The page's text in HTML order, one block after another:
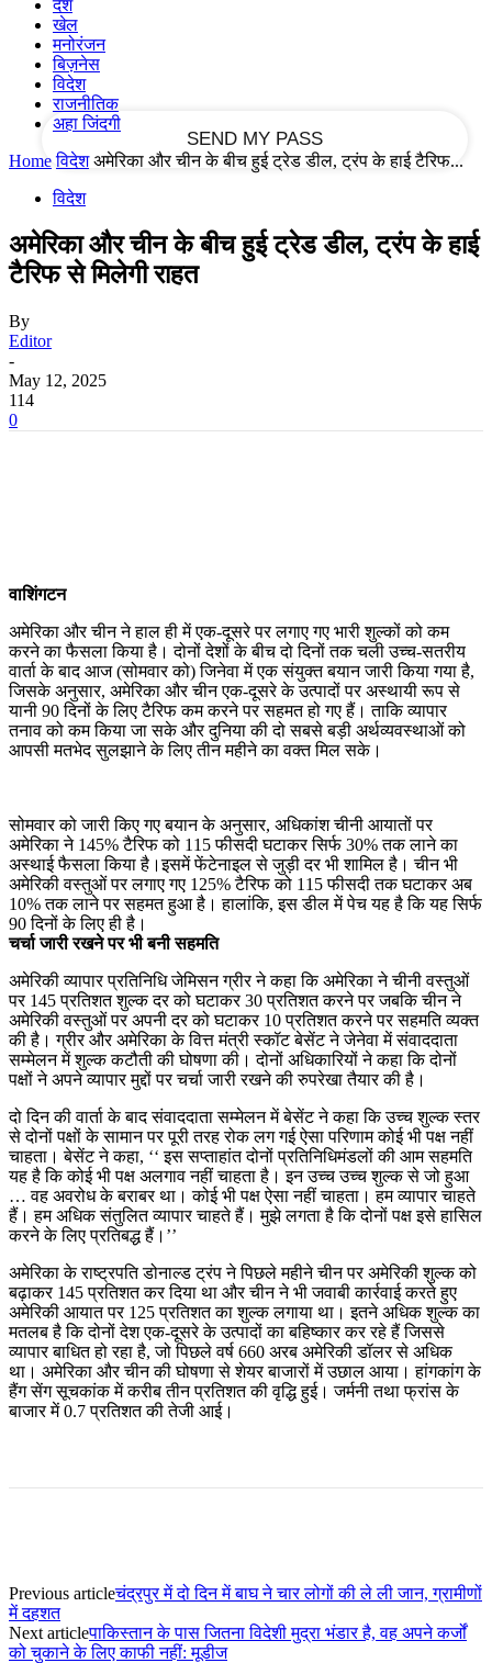
देश
खेल
मनोरंजन
बिज़नेस
विदेश
राजनीतिक
अहा जिंदगी
Home विदेश अमेरिका और चीन के बीच हुई ट्रेड डील, ट्रंप के हाई टैरिफ...
विदेश
अमेरिका और चीन के बीच हुई ट्रेड डील, ट्रंप के हाई
टैरिफ से मिलेगी राहत
By
Editor
-
May 12, 2025
114
0
वाशिंगटन
अमेरिका और चीन ने हाल ही में एक-दूसरे पर लगाए गए भारी शुल्कों को कम
करने का फैसला किया है। दोनों देशों के बीच दो दिनों तक चली उच्च-सतरीय
वार्ता के बाद आज (सोमवार को) जिनेवा में एक संयुक्त बयान जारी किया गया है,
जिसके अनुसार, अमेरिका और चीन एक-दूसरे के उत्पादों पर अस्थायी रूप से
यानी 90 दिनों के लिए टैरिफ कम करने पर सहमत हो गए हैं। ताकि व्यापार
तनाव को कम किया जा सके और दुनिया की दो सबसे बड़ी अर्थव्यवस्थाओं को
आपसी मतभेद सुलझाने के लिए तीन महीने का वक्त मिल सके।
सोमवार को जारी किए गए बयान के अनुसार, अधिकांश चीनी आयातों पर
अमेरिका ने 145% टैरिफ को 115 फीसदी घटाकर सिर्फ 30% तक लाने का
अस्थाई फैसला किया है।इसमें फेंटेनाइल से जुड़ी दर भी शामिल है। चीन भी
अमेरिकी वस्तुओं पर लगाए गए 125% टैरिफ को 115 फीसदी तक घटाकर अब
10% तक लाने पर सहमत हुआ है। हालांकि, इस डील में पेच यह है कि यह सिर्फ
90 दिनों के लिए ही है।
चर्चा जारी रखने पर भी बनी सहमति
अमेरिकी व्यापार प्रतिनिधि जेमिसन ग्रीर ने कहा कि अमेरिका ने चीनी वस्तुओं
पर 145 प्रतिशत शुल्क दर को घटाकर 30 प्रतिशत करने पर जबकि चीन ने
अमेरिकी वस्तुओं पर अपनी दर को घटाकर 10 प्रतिशत करने पर सहमति व्यक्त
की है। ग्रीर और अमेरिका के वित्त मंत्री स्कॉट बेसेंट ने जेनेवा में संवाददाता
सम्मेलन में शुल्क कटौती की घोषणा की। दोनों अधिकारियों ने कहा कि दोनों
पक्षों ने अपने व्यापार मुद्दों पर चर्चा जारी रखने की रुपरेखा तैयार की है।
दो दिन की वार्ता के बाद संवाददाता सम्मेलन में बेसेंट ने कहा कि उच्च शुल्क स्तर
से दोनों पक्षों के सामान पर पूरी तरह रोक लग गई ऐसा परिणाम कोई भी पक्ष नहीं
चाहता। बेसेंट ने कहा, ‘‘ इस सप्ताहांत दोनों प्रतिनिधिमंडलों की आम सहमति
यह है कि कोई भी पक्ष अलगाव नहीं चाहता है। इन उच्च उच्च शुल्क से जो हुआ
… वह अवरोध के बराबर था। कोई भी पक्ष ऐसा नहीं चाहता। हम व्यापार चाहते
हैं। हम अधिक संतुलित व्यापार चाहते हैं। मुझे लगता है कि दोनों पक्ष इसे हासिल
करने के लिए प्रतिबद्ध हैं।’’
अमेरिका के राष्ट्रपति डोनाल्ड ट्रंप ने पिछले महीने चीन पर अमेरिकी शुल्क को
बढ़ाकर 145 प्रतिशत कर दिया था और चीन ने भी जवाबी कार्रवाई करते हुए
अमेरिकी आयात पर 125 प्रतिशत का शुल्क लगाया था। इतने अधिक शुल्क का
मतलब है कि दोनों देश एक-दूसरे के उत्पादों का बहिष्कार कर रहे हैं जिससे
व्यापार बाधित हो रहा है, जो पिछले वर्ष 660 अरब अमेरिकी डॉलर से अधिक
था। अमेरिका और चीन की घोषणा से शेयर बाजारों में उछाल आया। हांगकांग के
हैंग सेंग सूचकांक में करीब तीन प्रतिशत की वृद्धि हुई। जर्मनी तथा फ्रांस के
बाजार में 0.7 प्रतिशत की तेजी आई।
Previous articleचंद्रपुर में दो दिन में बाघ ने चार लोगों की ले ली जान, ग्रामीणों
में दहशत
Next articleपाकिस्तान के पास जितना विदेशी मुद्रा भंडार है, वह अपने कर्जों
को चुकाने के लिए काफी नहीं: मूडीज